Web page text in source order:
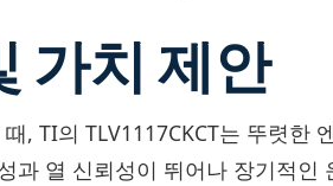
가치 제안
, TI의 TLV1117CKCT는 뚜렷한
과 열 신뢰성이 뛰어나 장기적인